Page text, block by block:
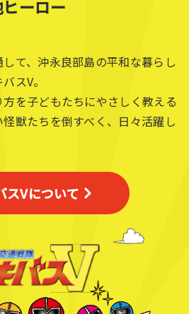
ーロー
て、沖永良部島の平和な暮らし
スV。
を子どもたちにやさしく教える
獣たちを倒すべく、日々活躍し
スVについて